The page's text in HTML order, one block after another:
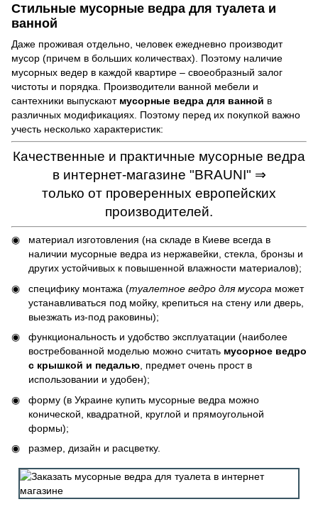
Стильные мусорные ведра для туалета и
ванной
Даже проживая отдельно, человек ежедневно производит
мусор (причем в больших количествах). Поэтому наличие
мусорных ведер в каждой квартире – своеобразный залог
чистоты и порядка. Производители ванной мебели и
сантехники выпускают мусорные ведра для ванной в
различных модификациях. Поэтому перед их покупкой важно
учесть несколько характеристик:
Качественные и практичные мусорные ведра
в интернет-магазине "BRAUNI" ⇒
только от проверенных европейских
производителей.
материал изготовления (на складе в Киеве всегда в
наличии мусорные ведра из нержавейки, стекла, бронзы и
других устойчивых к повышенной влажности материалов);
специфику монтажа (туалетное ведро для мусора может
устанавливаться под мойку, крепиться на стену или дверь,
выезжать из-под раковины);
функциональность и удобство эксплуатации (наиболее
востребованной моделью можно считать мусорное ведро
с крышкой и педалью , предмет очень прост в
использовании и удобен);
форму (в Украине купить мусорные ведра можно
конической, квадратной, круглой и прямоугольной
формы);
размер, дизайн и расцветку.